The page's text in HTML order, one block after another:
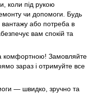
коли під рукою
чи допомоги. Будь
або потреба в
вам спокій та
комфортною! Замовляйте
зараз і отримуйте все
— швидко, зручно та